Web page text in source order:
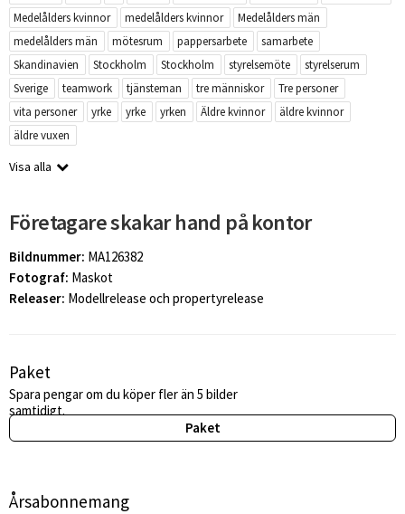
Medelålders kvinnor
medelålders kvinnor
Medelålders män
medelålders män
mötesrum pappersarbete
samarbete
Skandinavien
Stockholm Stockholm styrelsemöte
styrelserum
Sverige
teamwork tjänsteman tre människor
Tre personer
vita personer
yrke yrke yrken Äldre kvinnor
äldre kvinnor
äldre vuxen
Visa alla
Företagare skakar hand på kontor
Bildnummer: MA126382
Fotograf: Maskot
Releaser: Modellrelease och propertyrelease
Paket
Spara pengar om du köper fler än 5 bilder
samtidigt.
Paket
Årsabonnemang